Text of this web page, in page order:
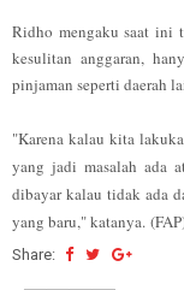
Ridho mengaku saat ini
kesulitan anggaran,
pinjaman seperti daerah
"Karena kalau kita
yang jadi masalah ada
dibayar kalau tidak ada
yang baru," katanya.
Share: